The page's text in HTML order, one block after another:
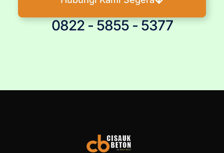
0822 - 5855 - 5377